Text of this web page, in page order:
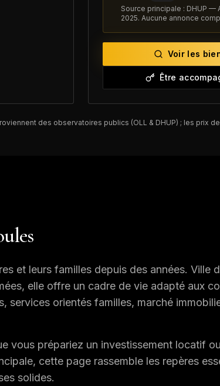
Source principale : DHUP —
2025. Aucune annonce
Voir les
Être
des observatoires publics (OLL & DHUP) ; les prix
et leurs familles depuis des années. Ville
elle offre un cadre de vie adapté aux
services orientés familles, marché
vous prépariez un investissement locatif
cette page rassemble les repères
solides.